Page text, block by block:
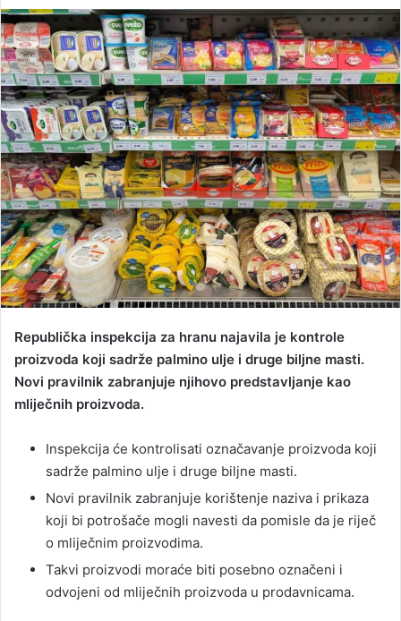
n
d
a
n
e
m
a
i
l
Republička inspekcija za hranu najavila je kontrole
proizvoda koji sadrže palmino ulje i druge biljne masti.
Novi pravilnik zabranjuje njihovo predstavljanje kao
mliječnih proizvoda.
Inspekcija će kontrolisati označavanje proizvoda koji
sadrže palmino ulje i druge biljne masti.
Novi pravilnik zabranjuje korištenje naziva i prikaza
koji bi potrošače mogli navesti da pomisle da je riječ
o mliječnim proizvodima.
Takvi proizvodi moraće biti posebno označeni i
odvojeni od mliječnih proizvoda u prodavnicama.